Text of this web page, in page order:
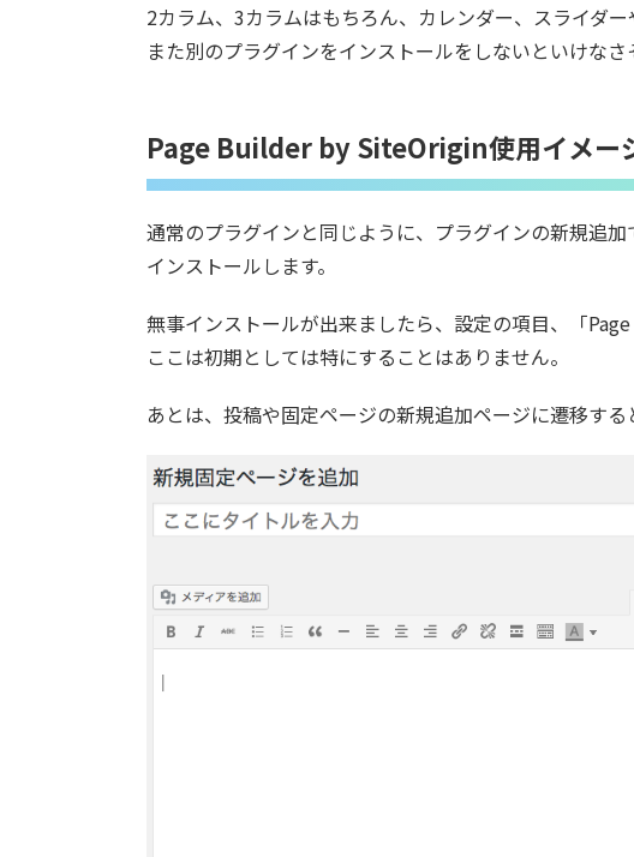
2カラム、3カラムはもちろん、カレンダー、スライダ
また別のプラグインをインストールをしないといけなさ
Page Builder by SiteOrigin使用イメー
通常のプラグインと同じように、プラグインの新規追
インストールします。
無事インストールが出来ましたら、設定の項目、「
ここは初期としては特にすることはありません。
あとは、投稿や固定ページの新規追加ページに遷移する